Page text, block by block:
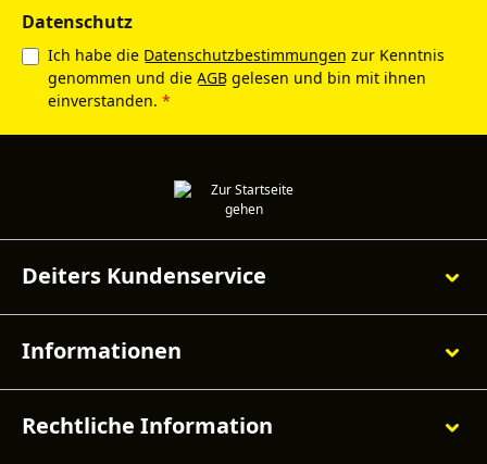
Datenschutz
Ich habe die Datenschutzbestimmungen zur Kenntnis
genommen und die AGB gelesen und bin mit ihnen
einverstanden. *
Deiters Kundenservice
Informationen
Rechtliche Information